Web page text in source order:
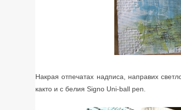
Накрая отпечатах надписа, направих
както и с белия Signo Uni-ball pen.